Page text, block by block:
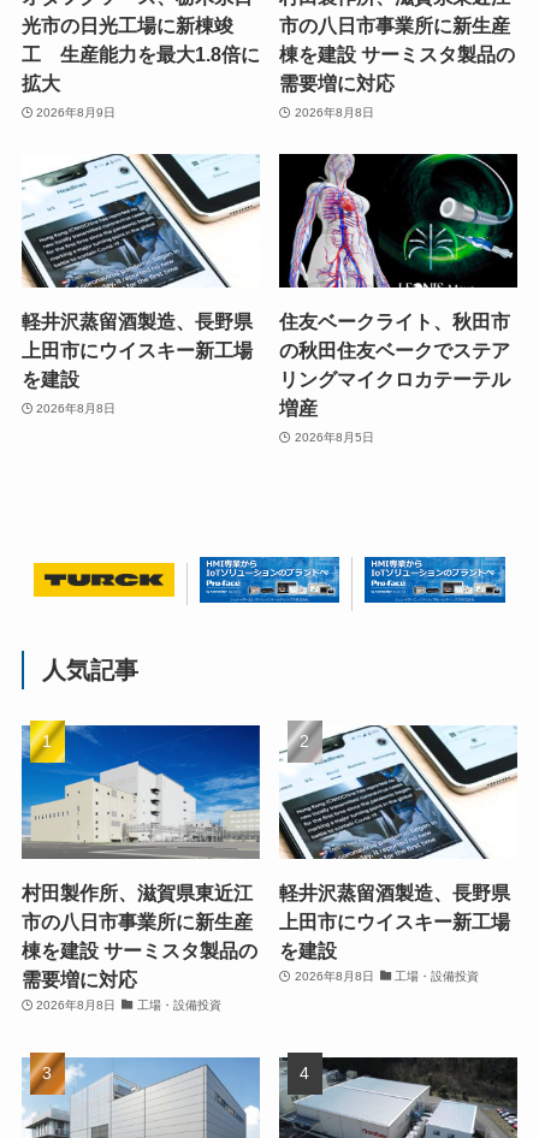
光市の日光工場に新棟竣
工 生産能力を最大1.8倍に
拡大
2026年8月9日
市の八日市事業所に新生産
棟を建設 サーミスタ製品の
需要増に対応
2026年8月8日
軽井沢蒸留酒製造、長野県
上田市にウイスキー新工場
を建設
2026年8月8日
住友ベークライト、秋田市
の秋田住友ベークでステア
リングマイクロカテーテル
増産
2026年8月5日
人気記事
村田製作所、滋賀県東近江
市の八日市事業所に新生産
棟を建設 サーミスタ製品の
需要増に対応
2026年8月8日 工場・設備投資
軽井沢蒸留酒製造、長野県
上田市にウイスキー新工場
を建設
2026年8月8日 工場・設備投資